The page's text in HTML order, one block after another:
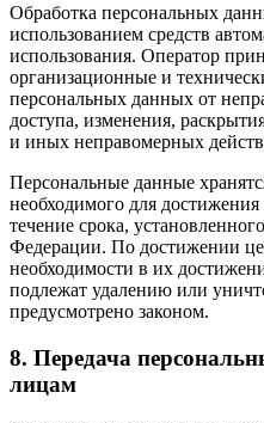
Обработка персональных
использованием средств
использования. Оператор
организационные и
персональных данных от
доступа, изменения,
и иных неправомерных
Персональные данные
необходимого для
течение срока,
Федерации. По достижении
необходимости в их
подлежат удалению или
предусмотрено законом.
8. Передача
лицам